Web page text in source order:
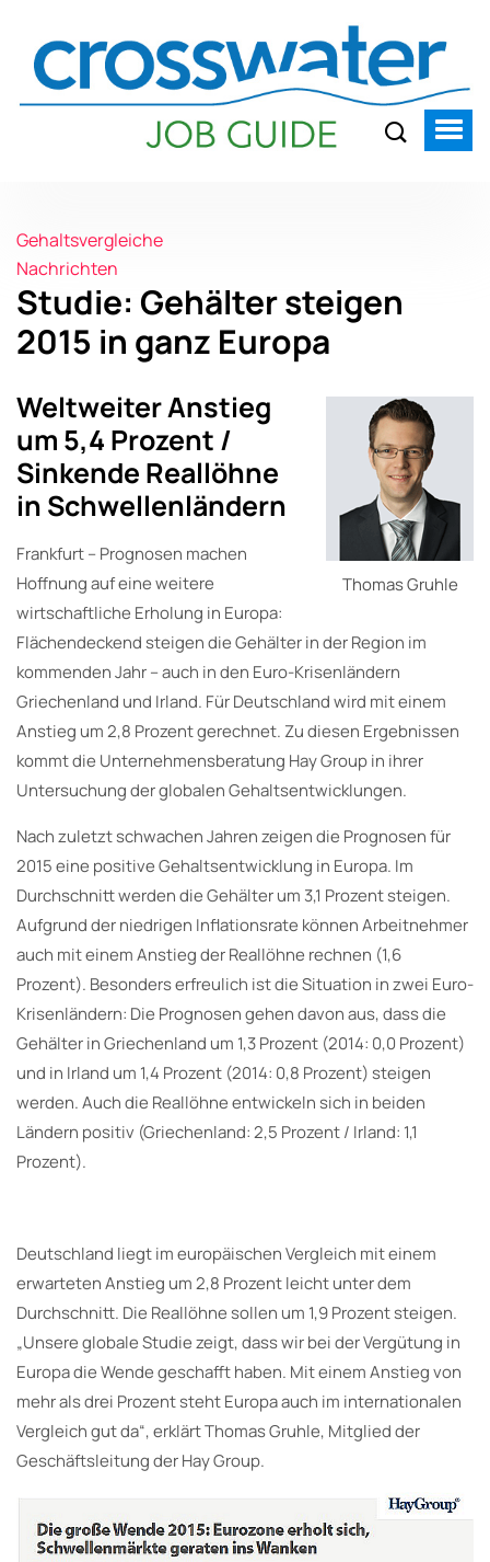
Gehaltsvergleiche
Nachrichten
Studie: Gehälter steigen
2015 in ganz Europa
Thomas Gruhle
Weltweiter Anstieg
um 5,4 Prozent /
Sinkende Reallöhne
in Schwellenländern
Frankfurt – Prognosen machen
Hoffnung auf eine weitere
wirtschaftliche Erholung in Europa:
Flächendeckend steigen die Gehälter in der Region im
kommenden Jahr – auch in den Euro-Krisenländern
Griechenland und Irland. Für Deutschland wird mit einem
Anstieg um 2,8 Prozent gerechnet. Zu diesen Ergebnissen
kommt die Unternehmensberatung Hay Group in ihrer
Untersuchung der globalen Gehaltsentwicklungen.
Nach zuletzt schwachen Jahren zeigen die Prognosen für
2015 eine positive Gehaltsentwicklung in Europa. Im
Durchschnitt werden die Gehälter um 3,1 Prozent steigen.
Aufgrund der niedrigen Inflationsrate können Arbeitnehmer
auch mit einem Anstieg der Reallöhne rechnen (1,6
Prozent). Besonders erfreulich ist die Situation in zwei Euro-
Krisenländern: Die Prognosen gehen davon aus, dass die
Gehälter in Griechenland um 1,3 Prozent (2014: 0,0 Prozent)
und in Irland um 1,4 Prozent (2014: 0,8 Prozent) steigen
werden. Auch die Reallöhne entwickeln sich in beiden
Ländern positiv (Griechenland: 2,5 Prozent / Irland: 1,1
Prozent).
Deutschland liegt im europäischen Vergleich mit einem
erwarteten Anstieg um 2,8 Prozent leicht unter dem
Durchschnitt. Die Reallöhne sollen um 1,9 Prozent steigen.
„Unsere globale Studie zeigt, dass wir bei der Vergütung in
Europa die Wende geschafft haben. Mit einem Anstieg von
mehr als drei Prozent steht Europa auch im internationalen
Vergleich gut da“, erklärt Thomas Gruhle, Mitglied der
Geschäftsleitung der Hay Group.